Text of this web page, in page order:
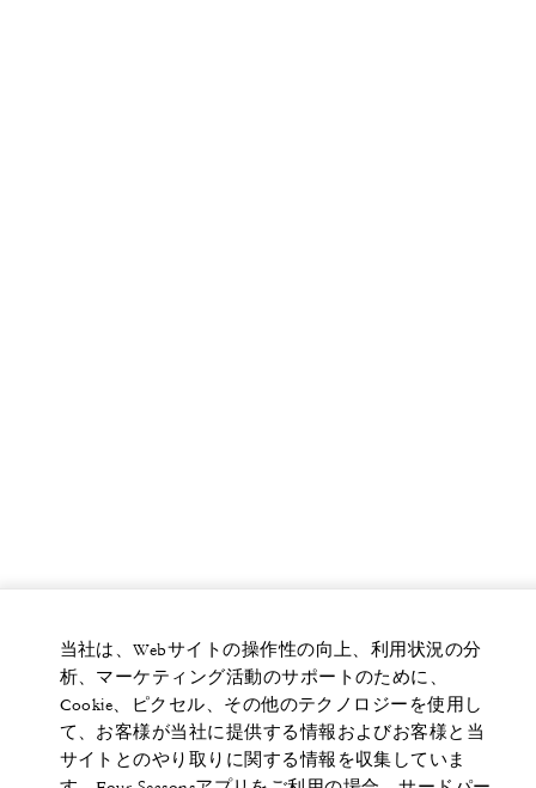
当社は、Webサイトの操作性の向上、利用状況の分
析、マーケティング活動のサポートのために、
Cookie、ピクセル、その他のテクノロジーを使用し
て、お客様が当社に提供する情報およびお客様と当
サイトとのやり取りに関する情報を収集していま